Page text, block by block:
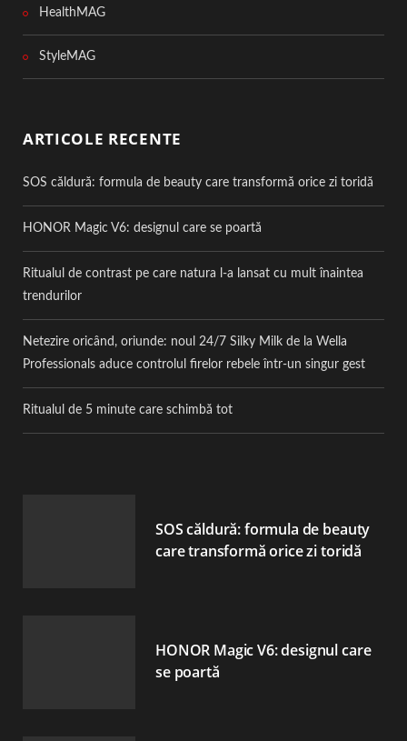
HealthMAG
StyleMAG
ARTICOLE RECENTE
SOS căldură: formula de beauty care transformă orice zi toridă
HONOR Magic V6: designul care se poartă
Ritualul de contrast pe care natura l-a lansat cu mult înaintea
trendurilor
Netezire oricând, oriunde: noul 24/7 Silky Milk de la Wella
Professionals aduce controlul firelor rebele într-un singur gest
Ritualul de 5 minute care schimbă tot
SOS căldură: formula de beauty
care transformă orice zi toridă
HONOR Magic V6: designul care
se poartă